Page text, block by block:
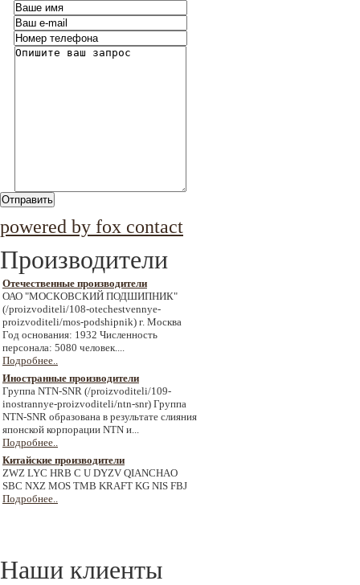
Отправить
powered by fox contact
Производители
Отечественные производители
ОАО "МОСКОВСКИЙ ПОДШИПНИК"
(/proizvoditeli/108-otechestvennye-
proizvoditeli/mos-podshipnik) г. Москва
Год основания: 1932 Численность
персонала: 5080 человек....
Подробнее..
Иностранные производители
Группа NTN-SNR (/proizvoditeli/109-
inostrannye-proizvoditeli/ntn-snr) Группа
NTN-SNR образована в результате слияния
японской корпорации NTN и...
Подробнее..
Китайские производители
ZWZ LYC HRB C U DYZV QIANCHAO
SBC NXZ MOS TMB KRAFT KG NIS FBJ
Подробнее..
Наши клиенты